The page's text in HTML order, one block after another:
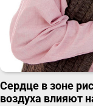
Сердце в зоне
воздуха влияют